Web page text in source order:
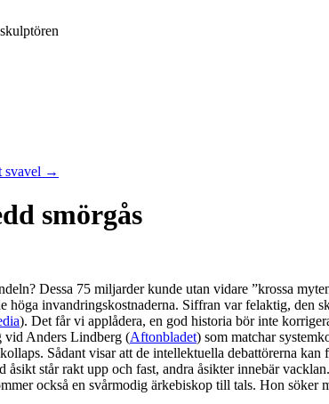
svavel →
smörgås
Dessa 75 miljarder kunde utan vidare ”krossa
höga invandringskostnaderna. Siffran var felaktig,
). Det får vi applådera, en god historia bör inte
vid Anders Lindberg (Aftonbladet) som matchar
Sådant visar att de intellektuella debattörerna
åsikt står rakt upp och fast, andra åsikter innebär
också en svårmodig ärkebiskop till tals. Hon söker